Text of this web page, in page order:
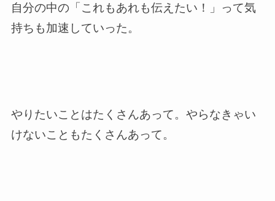
自分の中の「これもあれも伝えたい！」って気
持ちも加速していった。
やりたいことはたくさんあって。やらなきゃい
けないこともたくさんあって。